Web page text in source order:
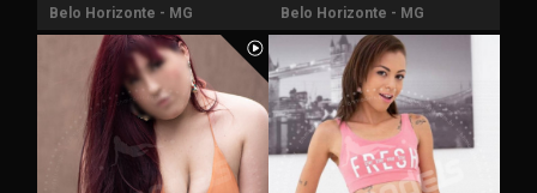
Belo Horizonte - MG
Belo Horizonte - MG